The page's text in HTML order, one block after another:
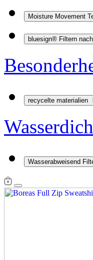
Moisture Movement
bluesign® Filtern
recycelte materialien
Wasserabweisend